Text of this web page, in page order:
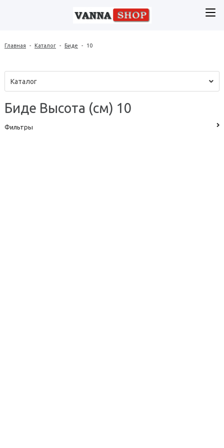
Главная - Каталог - Биде - 10
Каталог
Биде Высота (см) 10
Фильтры